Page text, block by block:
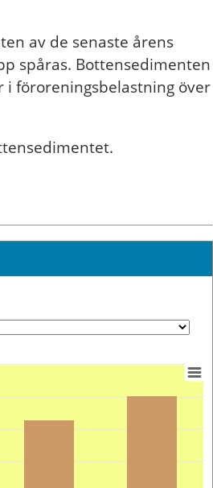
av de senaste årens
spåras. Bottensedimenten
föroreningsbelastning över